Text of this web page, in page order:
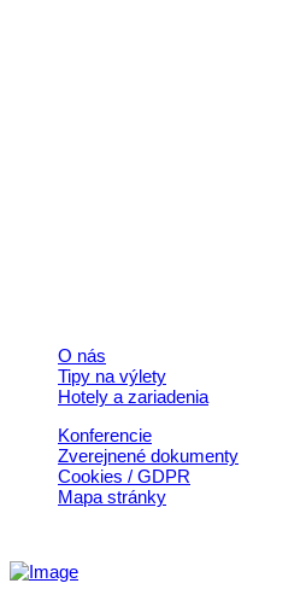
O nás
Tipy na výlety
Hotely a zariadenia
Konferencie
Zverejnené dokumenty
Cookies / GDPR
Mapa stránky